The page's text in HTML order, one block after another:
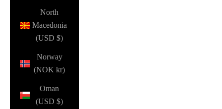
North
Macedonia
(USD $)
Norway
(NOK kr)
Oman
(USD $)